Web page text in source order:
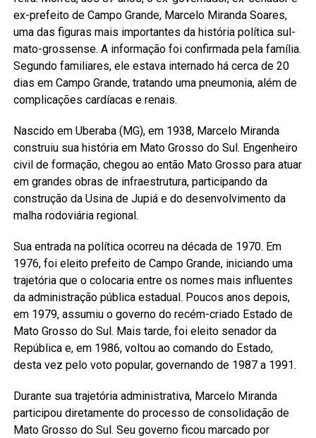
ex-prefeito de Campo Grande, Marcelo Miranda Soares,
uma das figuras mais importantes da história política sul-
mato-grossense. A informação foi confirmada pela família.
Segundo familiares, ele estava internado há cerca de 20
dias em Campo Grande, tratando uma pneumonia, além de
complicações cardíacas e renais.
Nascido em Uberaba (MG), em 1938, Marcelo Miranda
construiu sua história em Mato Grosso do Sul. Engenheiro
civil de formação, chegou ao então Mato Grosso para atuar
em grandes obras de infraestrutura, participando da
construção da Usina de Jupiá e do desenvolvimento da
malha rodoviária regional.
Sua entrada na política ocorreu na década de 1970. Em
1976, foi eleito prefeito de Campo Grande, iniciando uma
trajetória que o colocaria entre os nomes mais influentes
da administração pública estadual. Poucos anos depois,
em 1979, assumiu o governo do recém-criado Estado de
Mato Grosso do Sul. Mais tarde, foi eleito senador da
República e, em 1986, voltou ao comando do Estado,
desta vez pelo voto popular, governando de 1987 a 1991.
Durante sua trajetória administrativa, Marcelo Miranda
participou diretamente do processo de consolidação de
Mato Grosso do Sul. Seu governo ficou marcado por